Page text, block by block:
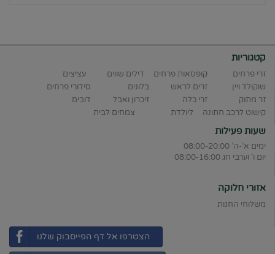
קטגוריות
זרי פרחים קופסאות פרחים דילים שווים
עציצים
שוקולד ויין
זרים לראש בלונים
סידורי פרחים
זר מתוק
זרי כלה זיכרון ואבל
דובים
קישוט לרכב חתונה
ליולדת צמחים לבית
שעות פעילות
ימים א'-ה' 08:00-20:00
יום ו' וערבי חג 08:00-16:00
אזורי חלוקה
משלוחי החנות
הצטרפו אל דף הפייסבוק שלנו